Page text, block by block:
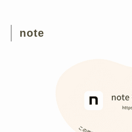
note